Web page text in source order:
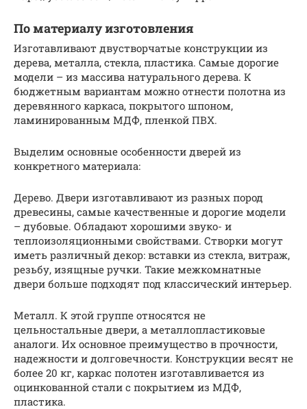
По материалу изготовления
Изготавливают двустворчатые конструкции из
дерева, металла, стекла, пластика. Самые дорогие
модели – из массива натурального дерева. К
бюджетным вариантам можно отнести полотна из
деревянного каркаса, покрытого шпоном,
ламинированным МДФ, пленкой ПВХ.
Выделим основные особенности дверей из
конкретного материала:
Дерево. Двери изготавливают из разных пород
древесины, самые качественные и дорогие модели
– дубовые. Обладают хорошими звуко- и
теплоизоляционными свойствами. Створки могут
иметь различный декор: вставки из стекла, витраж,
резьбу, изящные ручки. Такие межкомнатные
двери больше подходят под классический интерьер.
Металл. К этой группе относятся не
цельностальные двери, а металлопластиковые
аналоги. Их основное преимущество в прочности,
надежности и долговечности. Конструкции весят не
более 20 кг, каркас полотен изготавливается из
оцинкованной стали с покрытием из МДФ,
пластика.